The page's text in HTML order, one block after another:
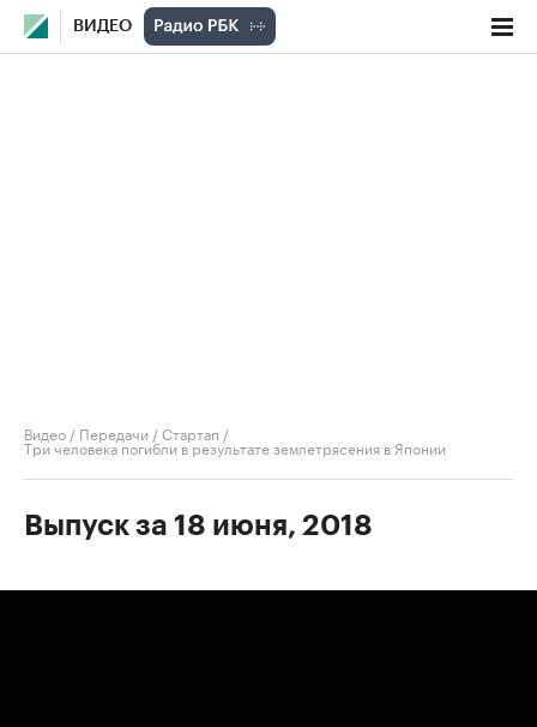
ВИДЕО
Видео / Передачи /Стартап /
Три человека погибли в результате землетрясения в Японии
Выпуск за 18 июня, 2018